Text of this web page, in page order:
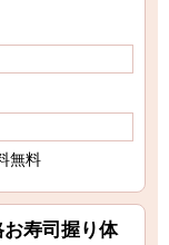
無料
お寿司握り体